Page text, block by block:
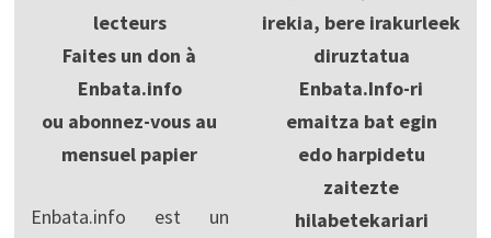
lecteurs
Faites un don à
Enbata.info
ou abonnez-vous au
mensuel papier
Enbata.info est un
irekia, bere irakurleek
diruztatua
Enbata.Info-ri
emaitza bat egin
edo harpidetu
zaitezte
hilabetekariari